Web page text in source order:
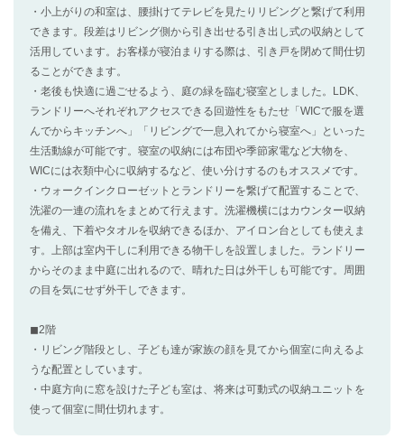
・小上がりの和室は、腰掛けてテレビを見たりリビングと繋げて利用
できます。段差はリビング側から引き出せる引き出し式の収納として
活用しています。お客様が寝泊まりする際は、引き戸を閉めて間仕切
ることができます。
・老後も快適に過ごせるよう、庭の緑を臨む寝室としました。LDK、
ランドリーへそれぞれアクセスできる回遊性をもたせ「WICで服を選
んでからキッチンへ」「リビングで一息入れてから寝室へ」といった
生活動線が可能です。寝室の収納には布団や季節家電など大物を、
WICには衣類中心に収納するなど、使い分けするのもオススメです。
・ウォークインクローゼットとランドリーを繋げて配置することで、
洗濯の一連の流れをまとめて行えます。洗濯機横にはカウンター収納
を備え、下着やタオルを収納できるほか、アイロン台としても使えま
す。上部は室内干しに利用できる物干しを設置しました。ランドリー
からそのまま中庭に出れるので、晴れた日は外干しも可能です。周囲
の目を気にせず外干しできます。
◼︎2階
・リビング階段とし、子ども達が家族の顔を見てから個室に向えるよ
うな配置としています。
・中庭方向に窓を設けた子ども室は、将来は可動式の収納ユニットを
使って個室に間仕切れます。